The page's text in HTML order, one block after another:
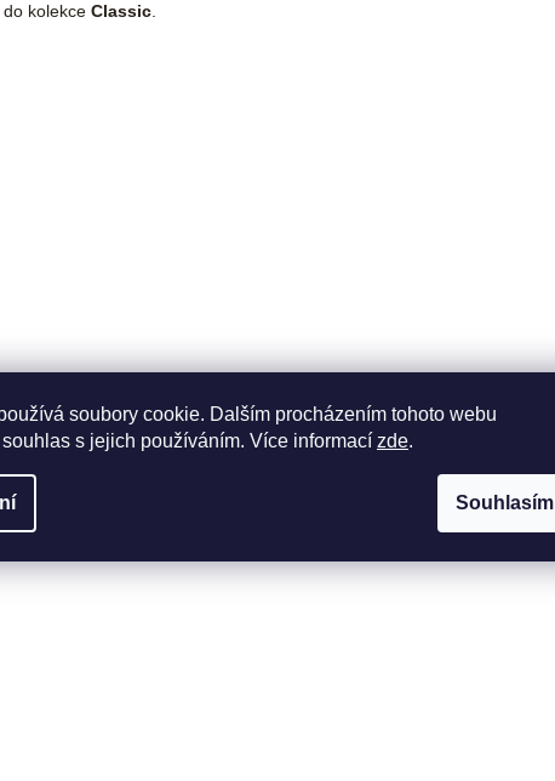
soubory cookie. Dalším procházením tohoto webu
s jejich používáním. Více informací zde.
Souhlasím
kolekce Classic